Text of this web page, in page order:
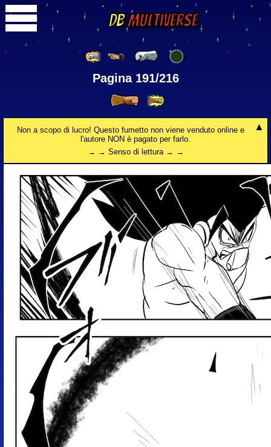
DBMultiverse
Pagina 191/216
Non a scopo di lucro! Questo fumetto non viene venduto online e
l'autore NON è pagato per farlo.
→ → Senso di lettura → →